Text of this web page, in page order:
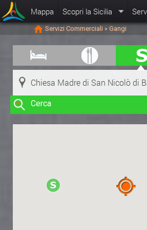
Mappa Scopri la Sicilia
Servizi Commerciali > Gangi
Cerca
per visualizzare le